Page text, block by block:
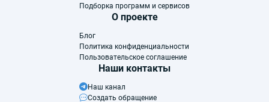
Подборка программ и сервисов
О проекте
Блог
Политика конфиденциальности
Пользовательское соглашение
Наши контакты
Наш канал
Создать обращение